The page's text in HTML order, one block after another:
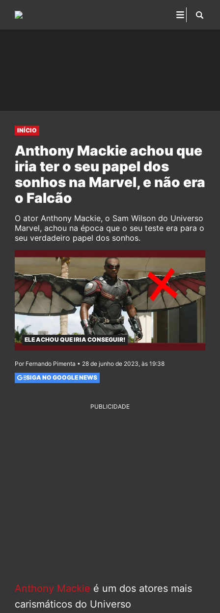
INÍCIO
Anthony Mackie achou que
iria ter o seu papel dos
sonhos na Marvel, e não era
o Falcão
O ator Anthony Mackie, o Sam Wilson do Universo
Marvel, achou na época que o seu teste era para o
seu verdadeiro papel dos sonhos.
ELE ACHOU QUE IRIA CONSEGUIR!
Por Fernando Pimenta • 28 de junho de 2023, às 19:38
SIGA NO GOOGLE NEWS
PUBLICIDADE
Anthony Mackie é um dos atores mais
carismáticos do Universo